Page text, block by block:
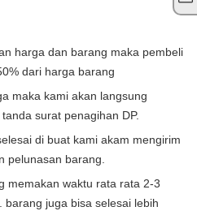
harga dan barang maka pembeli
dari harga barang
maka kami akan langsung
surat penagihan DP.
di buat kami akam mengirim
pelunasan barang.
memakan waktu rata rata 2-3
barang juga bisa selesai lebih